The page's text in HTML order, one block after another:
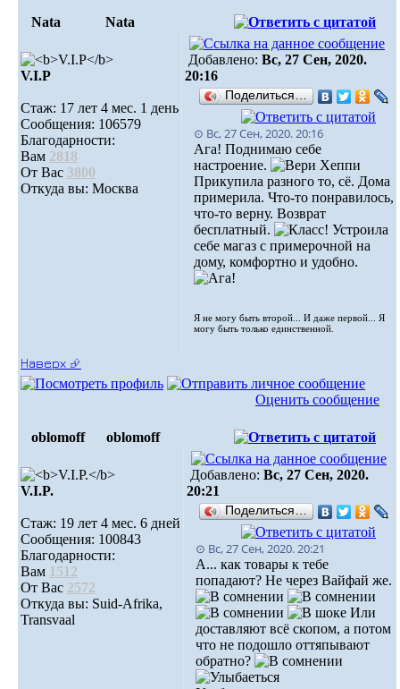
Nata Nata
V.I.Р
Стаж: 17 лет 4 мес. 1 день
Сообщения: 106579
Благодарности:
Вам 2818
От Вас 3800
Откуда вы: Москва
Добавлено: Вс, 27 Сен, 2020.
20:16
Поделиться…
⊙ Вс, 27 Сен, 2020. 20:16
Ага! Поднимаю себе
настроение.
Прикупила разного то, сё. Дома
примерила. Что-то понравилось,
что-то верну. Возврат
бесплатный.
Устроила
себе магаз с примерочной на
дому, комфортно и удобно.
Я не могу быть второй... И даже первой... Я
могу быть только единственной.
Наверх ⮵
Оценить сообщение
oblomoff oblomoff
V.I.P.
Стаж: 19 лет 4 мес. 6 дней
Сообщения: 100843
Благодарности:
Вам 1512
От Вас 2572
Откуда вы: Suid-Afrika,
Transvaal
Добавлено: Вс, 27 Сен, 2020.
20:21
Поделиться…
⊙ Вс, 27 Сен, 2020. 20:21
А... как товары к тебе
попадают? Не через Вайфай же.
Или
доставляют всё скопом, а потом
что не подошло оттяпывают
обратно?